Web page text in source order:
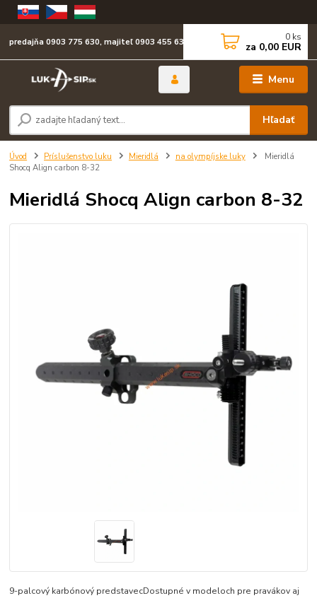
Menu
Hľadať
predajňa 0903 775 630, majiteľ 0903 455 630 0 ks
za 0,00 EUR
Úvod Príslušenstvo luku Mieridlá na olympíjske luky
Mieridlá
Shocq Align carbon 8-32
Mieridlá Shocq Align carbon 8-32
9-palcový karbónový predstavecDostupné v modeloch pre pravákov aj